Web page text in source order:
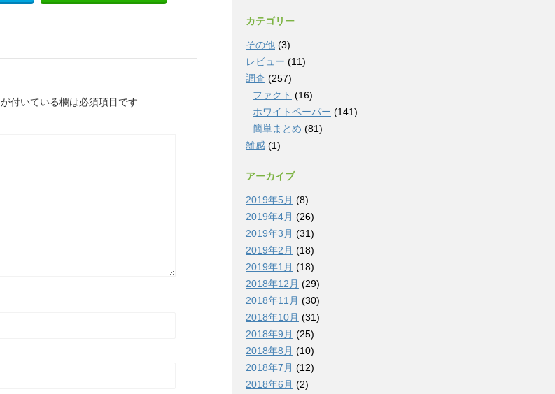
が付いている欄は必須項目です
カテゴリー
その他 (3)
レビュー (11)
調査 (257)
ファクト (16)
ホワイトペーパー (141)
簡単まとめ (81)
雑感 (1)
アーカイブ
2019年5月 (8)
2019年4月 (26)
2019年3月 (31)
2019年2月 (18)
2019年1月 (18)
2018年12月 (29)
2018年11月 (30)
2018年10月 (31)
2018年9月 (25)
2018年8月 (10)
2018年7月 (12)
2018年6月 (2)